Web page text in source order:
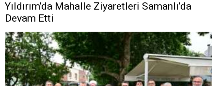
Yıldırım’da Mahalle Ziyaretleri Samanlı’da
Devam Etti